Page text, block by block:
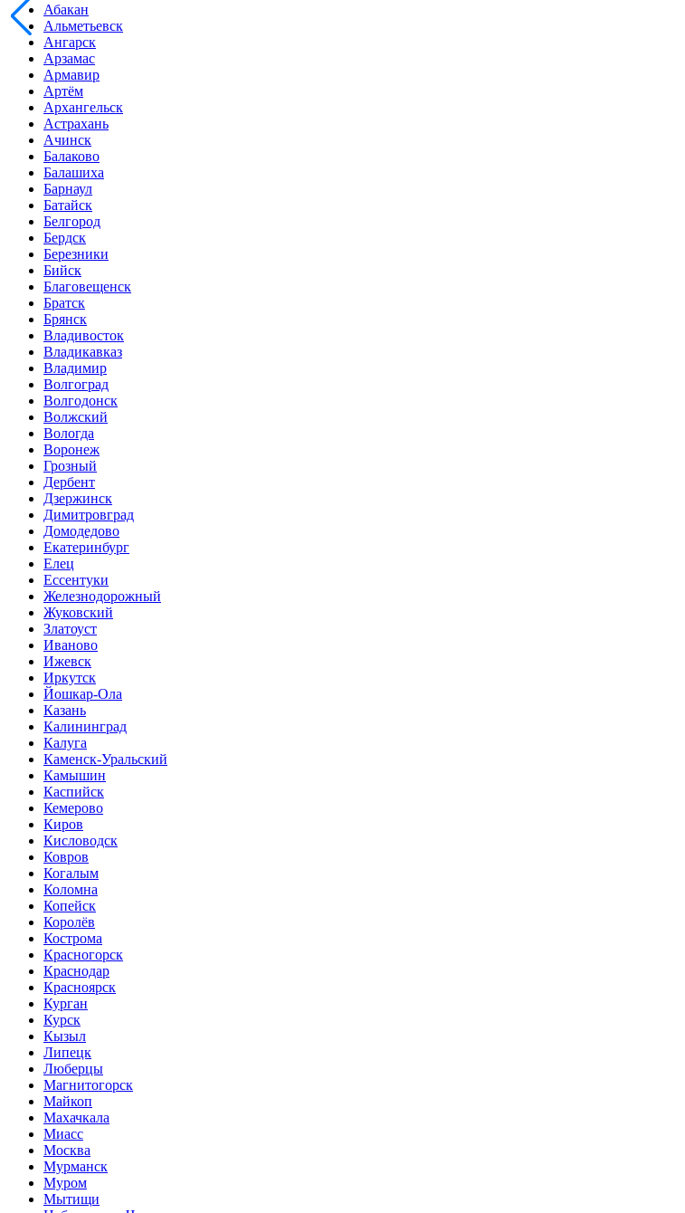
Абакан
Альметьевск
Ангарск
Арзамас
Армавир
Артём
Архангельск
Астрахань
Ачинск
Балаково
Балашиха
Барнаул
Батайск
Белгород
Бердск
Березники
Бийск
Благовещенск
Братск
Брянск
Владивосток
Владикавказ
Владимир
Волгоград
Волгодонск
Волжский
Вологда
Воронеж
Грозный
Дербент
Дзержинск
Димитровград
Домодедово
Екатеринбург
Елец
Ессентуки
Железнодорожный
Жуковский
Златоуст
Иваново
Ижевск
Иркутск
Йошкар-Ола
Казань
Калининград
Калуга
Каменск-Уральский
Камышин
Каспийск
Кемерово
Киров
Кисловодск
Ковров
Когалым
Коломна
Копейск
Королёв
Кострома
Красногорск
Краснодар
Красноярск
Курган
Курск
Кызыл
Липецк
Люберцы
Магнитогорск
Майкоп
Махачкала
Миасс
Москва
Мурманск
Муром
Мытищи